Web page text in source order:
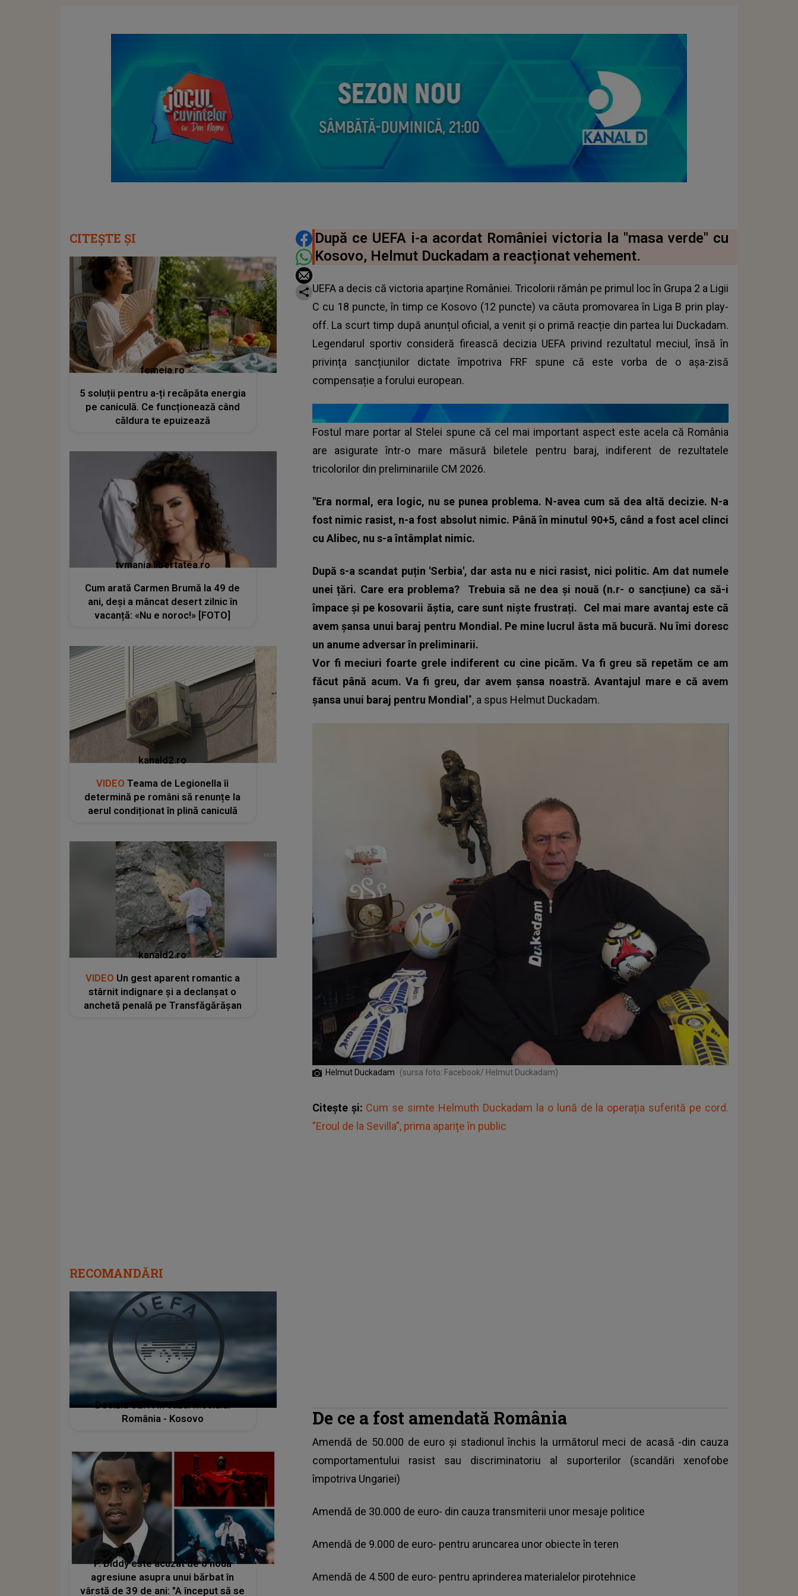
DISTRIBUIE ARTICOLUL
După ce UEFA i-a acordat României victoria la "masa verde" cu
Kosovo, Helmut Duckadam a reacționat vehement.
UEFA a decis că victoria aparține României. Tricolorii rămân pe primul loc în Grupa 2 a Ligii
C cu 18 puncte, în timp ce Kosovo (12 puncte) va căuta promovarea în Liga B prin play-
off. La scurt timp după anunțul oficial, a venit și o primă reacție din partea lui Duckadam.
Legendarul sportiv consideră firească decizia UEFA privind rezultatul meciul, însă în
privința sancțiunilor dictate împotriva FRF spune că este vorba de o așa-zisă
compensație a forului european.
Fostul mare portar al Stelei spune că cel mai important aspect este acela că România
are asigurate într-o mare măsură biletele pentru baraj, indiferent de rezultatele
tricolorilor din preliminariile CM 2026.
"Era normal, era logic, nu se punea problema. N-avea cum să dea altă decizie. N-a
fost nimic rasist, n-a fost absolut nimic. Până în minutul 90+5, când a fost acel clinci
cu Alibec, nu s-a întâmplat nimic.
După s-a scandat puțin 'Serbia', dar asta nu e nici rasist, nici politic. Am dat numele
unei țări. Care era problema? Trebuia să ne dea și nouă (n.r- o sancțiune) ca să-i
împace și pe kosovarii ăștia, care sunt niște frustrați. Cel mai mare avantaj este că
avem șansa unui baraj pentru Mondial. Pe mine lucrul ăsta mă bucură. Nu îmi doresc
un anume adversar în preliminarii.
Vor fi meciuri foarte grele indiferent cu cine picăm. Va fi greu să repetăm ce am
făcut până acum. Va fi greu, dar avem șansa noastră. Avantajul mare e că avem
șansa unui baraj pentru Mondial", a spus Helmut Duckadam.
Helmut Duckadam (sursa foto: Facebook/ Helmut Duckadam)
Citește și: Cum se simte Helmuth Duckadam la o lună de la operația suferită pe cord.
”Eroul de la Sevilla”, prima aparițe în public
De ce a fost amendată România
Amendă de 50.000 de euro și stadionul închis la următorul meci de acasă -din cauza
comportamentului rasist sau discriminatoriu al suporterilor (scandări xenofobe
împotriva Ungariei)
Amendă de 30.000 de euro- din cauza transmiterii unor mesaje politice
Amendă de 9.000 de euro- pentru aruncarea unor obiecte în teren
Amendă de 4.500 de euro- pentru aprinderea materialelor pirotehnice
CITEȘTE ȘI
femeia.ro
5 soluții pentru a-ți recăpăta energia
pe caniculă. Ce funcționează când
căldura te epuizează
tvmania.libertatea.ro
Cum arată Carmen Brumă la 49 de
ani, deși a mâncat desert zilnic în
vacanță: «Nu e noroc!» [FOTO]
kanald2.ro
VIDEO Teama de Legionella îi
determină pe români să renunțe la
aerul condiționat în plină caniculă
kanald2.ro
VIDEO Un gest aparent romantic a
stârnit indignare și a declanșat o
anchetă penală pe Transfăgărășan
RECOMANDĂRI
Decizia UEFA în cazul meciului
România - Kosovo
P. Diddy este acuzat de o nouă
agresiune asupra unui bărbat în
vârstă de 39 de ani: "A început să se